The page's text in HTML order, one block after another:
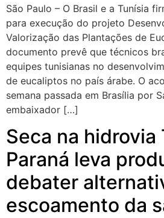
São Paulo – O Brasil e a Tunísia
para execução do projeto
Valorização das Plantações de
documento prevê que técnicos
equipes tunisianas no
de eucaliptos no país árabe. O
semana passada em Brasília por
embaixador […]
Seca na
Paraná leva
debater
escoamento da